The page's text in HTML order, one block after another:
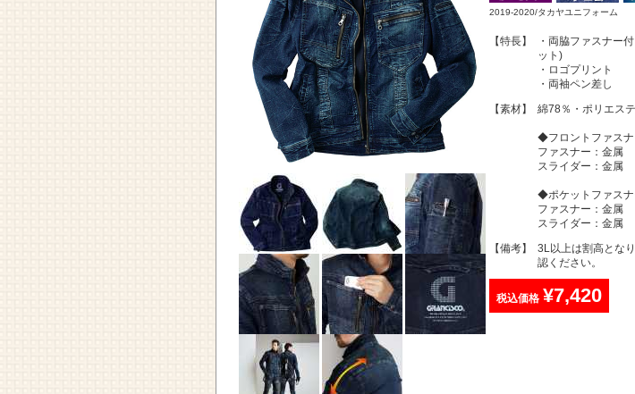
2019-2020/タカヤユニフォーム
【特長】
・両脇ファスナー
ット)
・ロゴプリント
・両袖ペン差し
【素材】
綿78％・ポリエス
◆フロントファスナ
ファスナー：金属
スライダー：金属
◆ポケットファスナ
ファスナー：金属
スライダー：金属
【備考】
3L以上は割高とな
認ください。
税込価格 ¥7,420